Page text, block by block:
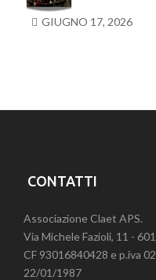
GIUGNO 17, 2026
CONTATTI
Associazione Claet APS.
Via Michele Fazioli, 11 -
CF 93016840428 e p.iva
22/01/1987